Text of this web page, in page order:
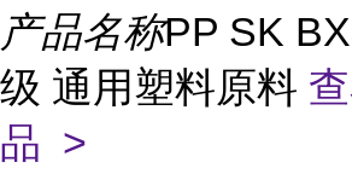
产品名称PP SK
级 通用塑料原料
品 >